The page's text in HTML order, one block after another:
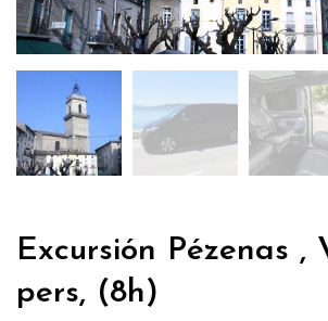
Excursión Pézenas ,
pers, (8h)